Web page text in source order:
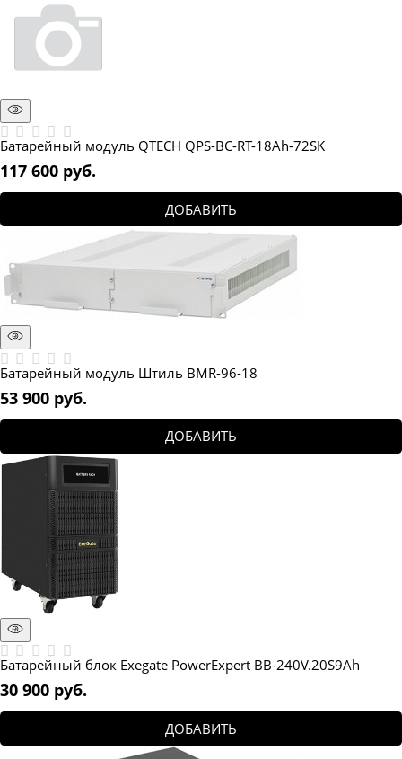
Батарейный модуль QTECH QPS-BC-RT-18Ah-72SK
117 600 руб.
ДОБАВИТЬ
Батарейный модуль Штиль BMR-96-18
53 900 руб.
ДОБАВИТЬ
Батарейный блок Exegate PowerExpert BB-240V.20S9Ah
30 900 руб.
ДОБАВИТЬ